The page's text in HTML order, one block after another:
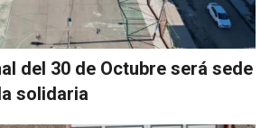
del 30 de Octubre será sede
solidaria